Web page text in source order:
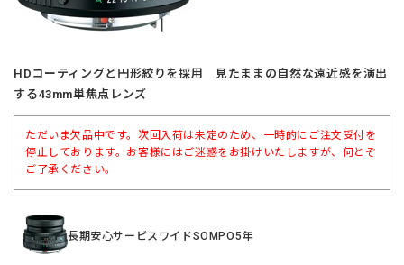
HDコーティングと円形絞りを採用 見たままの自然な遠近感を演出
する43mm単焦点レンズ
ただいま欠品中です。次回入荷は未定のため、一時的にご注文受付を
停止しております。お客様にはご迷惑をお掛けいたしますが、何とぞ
ご了承ください。
長期安心サービスワイドSOMPO5年